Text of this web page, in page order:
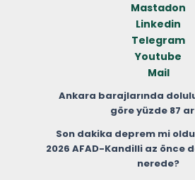
Mastadon
Linkedin
Telegram
Youtube
Mail
Ankara barajlarında
göre yüzde 87
Son dakika deprem mi
2026 AFAD-Kandilli az önce
nerede?